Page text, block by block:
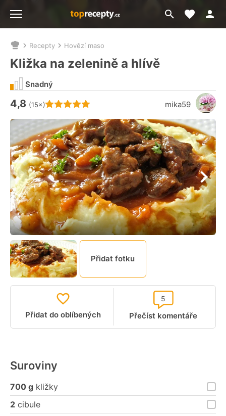
Přejít
na
Moje
Nacházíte
se
zde:
Recepty Hovězí maso
Kližka na zelenině a hlívě
Hodnocení receptu je
4,8 (15×) mika59
Snadný
Přidat fotku
Přidat do oblíbených Přečíst komentáře
5
Suroviny
700 g kližky
2 cibule